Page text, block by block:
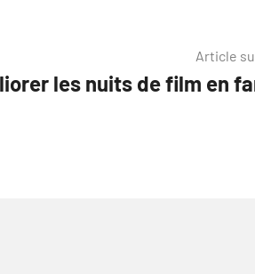
Article
les nuits de film en